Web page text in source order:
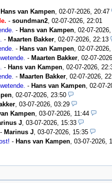
Hans van Kampen 02-07-2026, 20:47
- soundman2 02-07-2026, 22:01
- Hans van Kampen 02-07-
- Maarten Bakker 02-07-2026, 22:13
- Hans van Kampen 02-07-
- Maarten Bakker 02-07-
- Hans van Kampen 02-07-2026,
- Maarten Bakker 02-07-2026,
- Hans van Kampen 02-07-
02-07-2026, 23:50
03-07-2026, 03:29
Kampen 03-07-2026, 11:44
J 03-07-2026, 15:33
- Marinus J 03-07-2026, 15:35
- Hans van Kampen 03-07-2026,